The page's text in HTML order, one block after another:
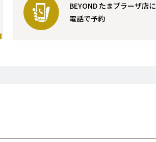
BEYOND たまプラーザ店に
電話で予約